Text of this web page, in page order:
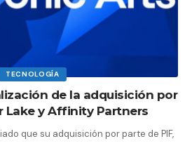
TECNOLOGÍA
de la adquisición por
Lake y Affinity Partners
que su adquisición por parte de PIF,